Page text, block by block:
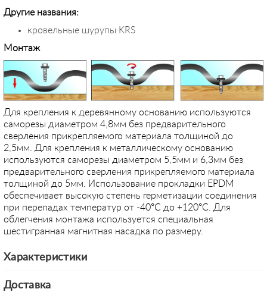
Другие названия:
кровельные шурупы KRS
Монтаж
Для крепления к деревянному основанию используются
саморезы диаметром 4,8мм без предварительного
сверления прикрепляемого материала толщиной до
2,5мм. Для крепления к металлическому основанию
используются саморезы диаметром 5,5мм и 6,3мм без
предварительного сверления прикрепляемого материала
толщиной до 5мм. Использование прокладки EPDM
обеспечивает высокую степень герметизации соединения
при перепадах температур от -40°С до +120°С. Для
облегчения монтажа используется специальная
шестигранная магнитная насадка по размеру.
Характеристики
Доставка